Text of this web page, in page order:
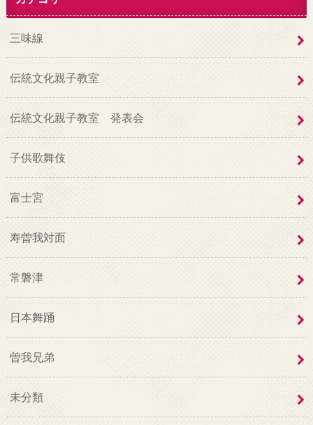
三味線
伝統文化親子教室
伝統文化親子教室 発表会
子供歌舞伎
富士宮
寿曽我対面
常磐津
日本舞踊
曽我兄弟
未分類